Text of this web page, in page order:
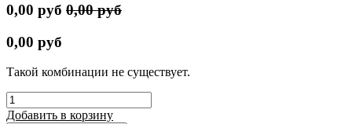
0,00 руб 0,00руб
0,00 руб
Такой комбинации не существует.
Добавить в корзину